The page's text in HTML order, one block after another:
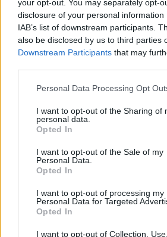
your opt-out. You may separately opt-
disclosure of your personal
IAB’s list of downstream participants.
also be disclosed by us to third parties
Downstream Participants that may
Please note that this website/app uses
not limited to your visit or usage
grant or deny consent to Google and
use your data for below specified
consent section.
Personal Data Processing Opt
I want to opt-out of the Sharing of
personal data.
Opted In
I want to opt-out of the Sale of my
Personal Data.
Opted In
I want to opt-out of processing my
Personal Data for Targeted
Opted In
I want to opt-out of Collection, Use,
Május elseje és egy
élet értelme”
Kettős Mérce vendégszerző •2017. május 01.
ünnepe, a fájdalom emlékezete.
kizsákmányolásra emlékezünk,